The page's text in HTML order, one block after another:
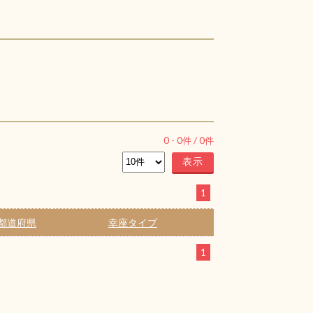
0 - 0件 /0件
1
道府県 幸座タイプ
1